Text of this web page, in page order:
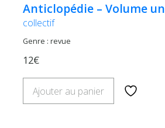
Anticlopédie – Volume un
collectif
Genre : revue
12€
Ajouter au panier